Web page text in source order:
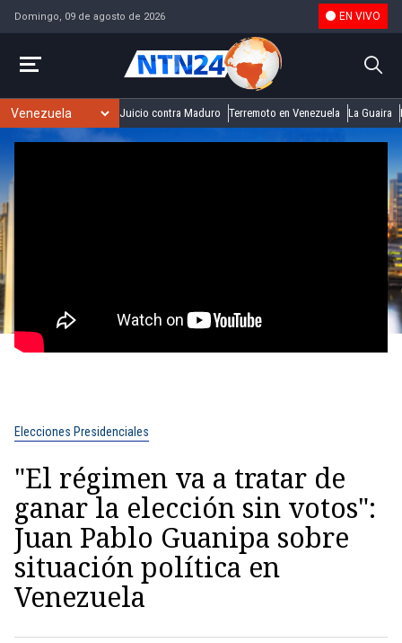
Domingo, 09 de agosto de 2026 EN VIVO
Juicio contra Maduro Terremoto en Venezuela La Guaira
Elecciones Presidenciales
"El régimen va a tratar de
ganar la elección sin votos":
Juan Pablo Guanipa sobre
situación política en
Venezuela